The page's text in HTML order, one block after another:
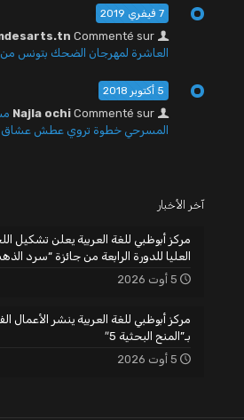
7 فيفري 2019
Commenté sur
العاشرة لمهرجان الضحك بتونس من 19 إلى 24 فيفري 2019
5 أكتوبر 2018
Najla ochi Commenté sur
المسرحي خطوة تروي عطش عشاق
آخر الأخبار
مركز أبوظبي للغة العربية يعلن تشكيل
العليا للدورة الرابعة من جائزة “سرد
5 أوت 2026
مركز أبوظبي للغة العربية ينشر الأعمال
بـ”المنح البحثية 5″
5 أوت 2026